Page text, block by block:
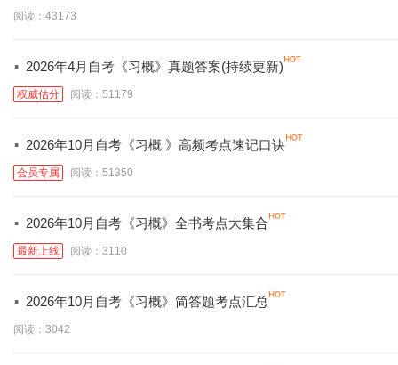
阅读：43173
· 2026年4月自考《习概》真题答案(持续更新)
权威估分 阅读：51179
· 2026年10月自考《习概 》高频考点速记口诀
会员专属 阅读：51350
· 2026年10月自考《习概》全书考点大集合
最新上线 阅读：3110
· 2026年10月自考《习概》简答题考点汇总
阅读：3042